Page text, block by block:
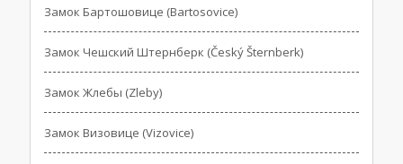
Замок Бартошовице (Bartosovice)
Замок Чешский Штернберк (Český Šternberk)
Замок Жлебы (Zleby)
Замок Визовице (Vizovice)